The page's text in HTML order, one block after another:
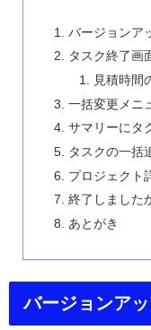
バージョンア
タスク終了画
見積時間
一括変更メニ
サマリーにタ
タスクの一括
プロジェクト
終了しました
あとがき
バージョンア